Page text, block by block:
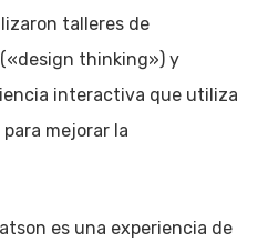
talleres de
thinking») y
interactiva que utiliza
para mejorar la
es una experiencia de